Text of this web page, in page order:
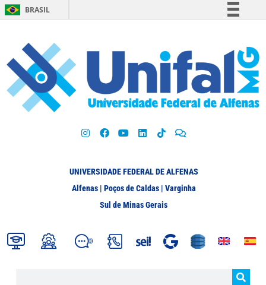
BRASIL
Participe
Acesso à informação
Legislação
UNIVERSIDADE FEDERAL DE ALFENAS
Alfenas | Poços de Caldas | Varginha
Sul de Minas Gerais